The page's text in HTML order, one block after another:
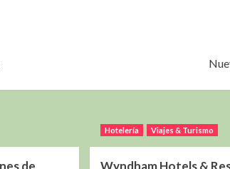
Hotelería Viajes & Turismo